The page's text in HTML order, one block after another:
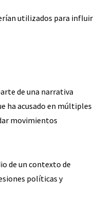
utilizados para influir
de una narrativa
ha acusado en múltiples
movimientos
de un contexto de
políticas y